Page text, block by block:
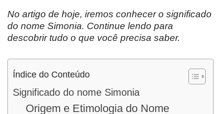
No artigo de hoje, iremos conhecer o significado
do nome Simonia. Continue lendo para
descobrir tudo o que você precisa saber.
Índice do Conteúdo
Significado do nome Simonia
Origem e Etimologia do Nome